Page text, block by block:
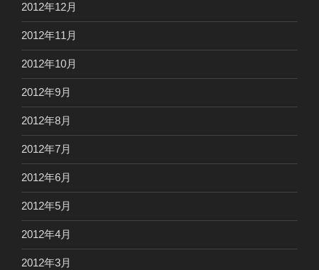
2012年12月
2012年11月
2012年10月
2012年9月
2012年8月
2012年7月
2012年6月
2012年5月
2012年4月
2012年3月